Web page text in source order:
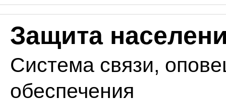
Защита
Система связи,
обеспечения